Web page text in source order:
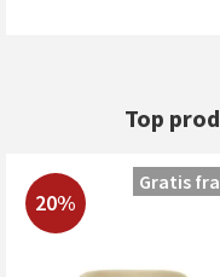
Top
20%
Gratis